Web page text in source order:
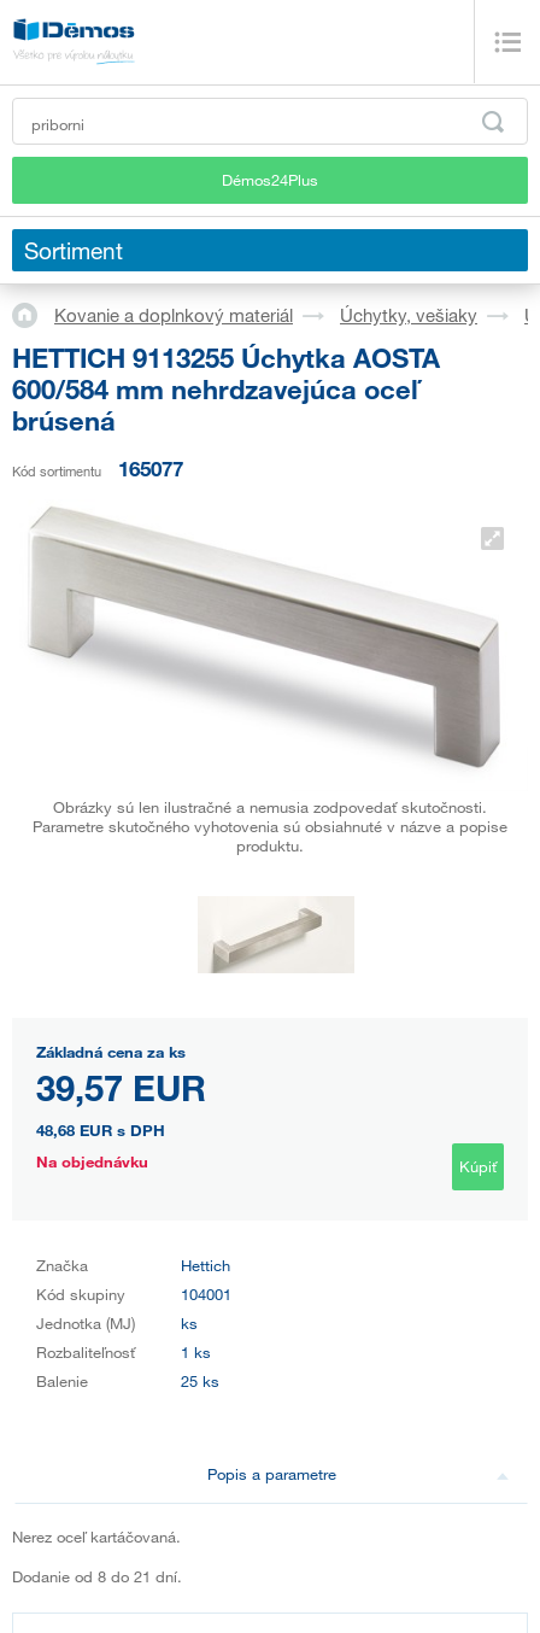
Démos24Plus
Sortiment
Kovanie a doplnkový materiál Úchytky, vešiaky
HETTICH 9113255 Úchytka AOSTA
600/584 mm nehrdzavejúca oceľ
brúsená
Kód sortimentu 165077
Obrázky sú len ilustračné a nemusia zodpovedať skutočnosti.
Parametre skutočného vyhotovenia sú obsiahnuté v názve a popise
produktu.
Základná cena za ks
39,57 EUR
48,68 EUR s DPH
Na objednávku
Kúpiť
Značka
Hettich
Kód skupiny
104001
Jednotka (MJ)
ks
Rozbaliteľnosť
1 ks
Balenie
25 ks
Popis a parametre
Nerez oceľ kartáčovaná.
Dodanie od 8 do 21 dní.